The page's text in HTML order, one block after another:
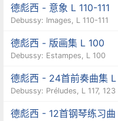
德彪西 - 意象 L 110-111
Debussy: Images, L 110-111
德彪西 - 版画集 L 100
Debussy: Estampes, L 100
德彪西 - 24首前奏曲集 L
Debussy: Préludes, L 117, 123
德彪西 - 12首钢琴练习